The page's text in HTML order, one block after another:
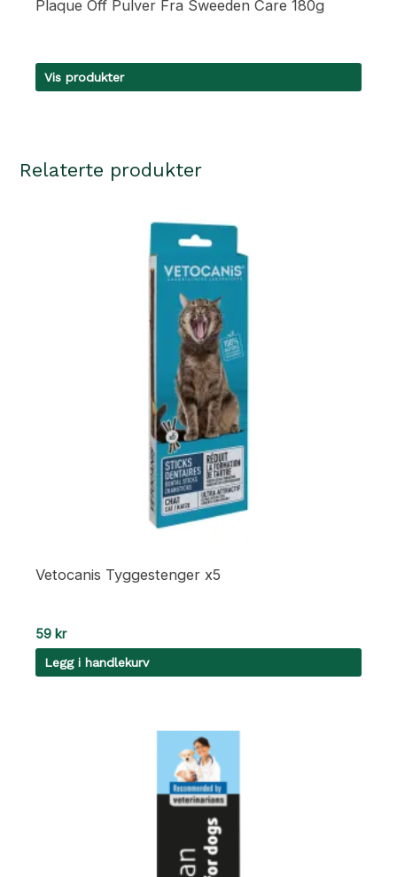
Plaque Off Pulver Fra Sweeden Care 180g
Vis produkter
Relaterte produkter
Vetocanis Tyggestenger x5
59 kr
Legg i handlekurv